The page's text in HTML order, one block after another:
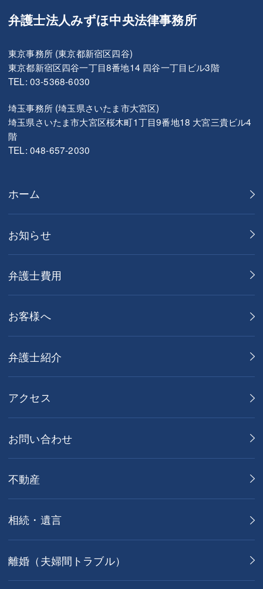
弁護士法人みずほ中央法律事務所
東京事務所 (東京都新宿区四谷)
東京都新宿区四谷一丁目8番地14 四谷一丁目ビル3階
TEL: 03-5368-6030
埼玉事務所 (埼玉県さいたま市大宮区)
埼玉県さいたま市大宮区桜木町1丁目9番地18 大宮三貴ビル4
階
TEL: 048-657-2030
ホーム
お知らせ
弁護士費用
お客様へ
弁護士紹介
アクセス
お問い合わせ
不動産
相続・遺言
離婚（夫婦間トラブル）